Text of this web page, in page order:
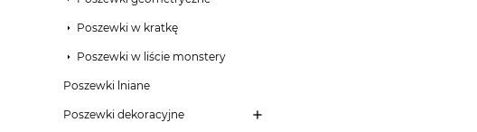
Poszewki w kratkę
Poszewki w liście monstery
Poszewki lniane
Poszewki dekoracyjne